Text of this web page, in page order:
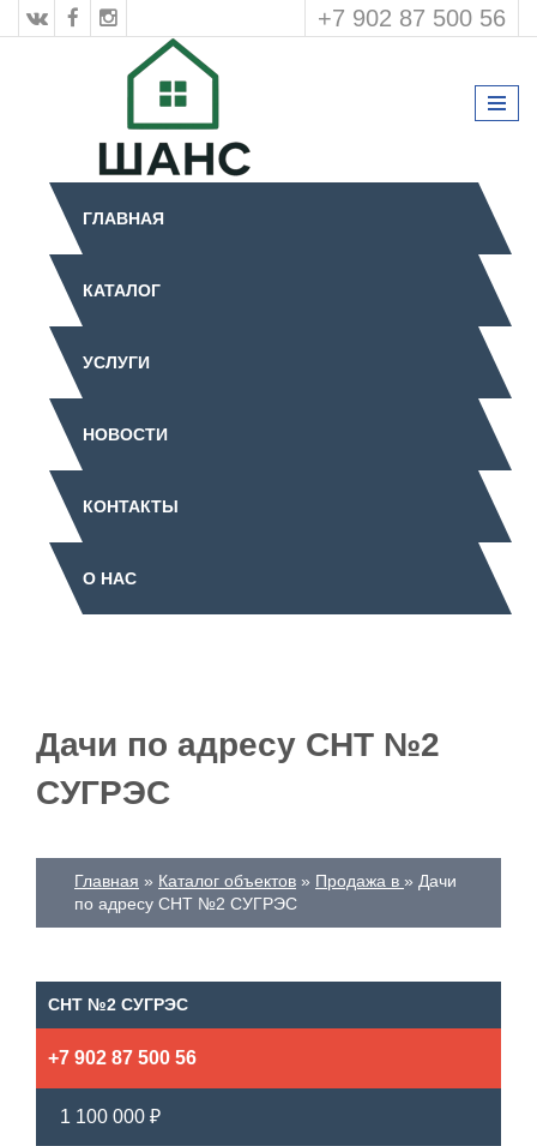
+7 902 87 500 56
ГЛАВНАЯ
КАТАЛОГ
УСЛУГИ
НОВОСТИ
КОНТАКТЫ
О НАС
Дачи по адресу СНТ №2
СУГРЭС
Главная Каталог объектов Продажа в
Дачи
по адресу СНТ №2 СУГРЭС
СНТ №2 СУГРЭС
+7 902 87 500 56
1 100 000 ₽